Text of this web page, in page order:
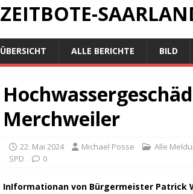
ZEITBOTE-
ÜBERSICHT ALLE BERICHTE BILD
Merchweiler
22. Mai 2024 Michael Posse Alle
SPD
0
InIformationan von Bürgermeister Patrick